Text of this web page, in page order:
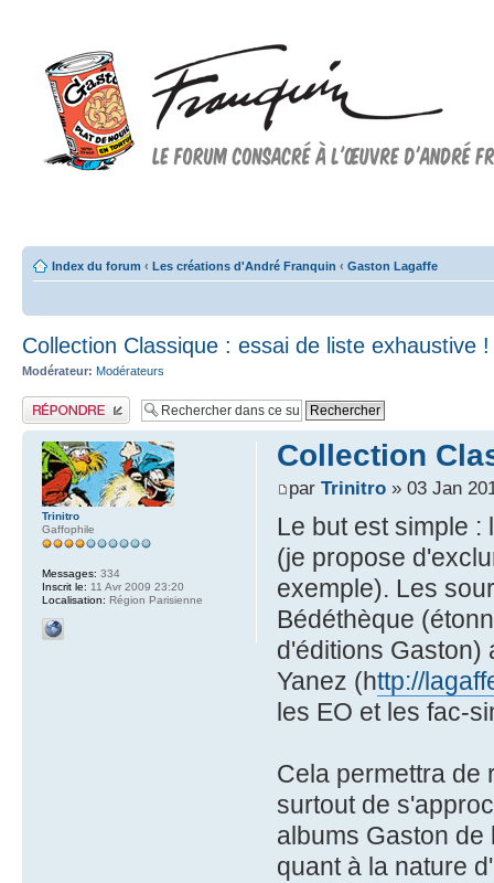
Index du forum ‹ Les créations d'André Franquin ‹ Gaston Lagaffe
Collection Classique : essai de liste exhaustive !
Modérateur: Modérateurs
Publier une réponse
Collection
par Trinitro» 03 Jan
Le but est simple
(je propose
exemple). Les
Bédéthèque
d'éditions Gaston)
Yanez (http://
les EO et les fac-
Cela permettra de
surtout de
albums Gaston
quant à la nature
Trinitro
Gaffophile
Messages: 334
Inscrit le: 11 Avr 2009 23:20
Localisation: Région Parisienne